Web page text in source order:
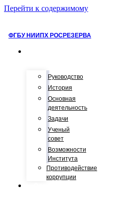
Перейти к содержимому
ФГБУ НИИПХ РОСРЕЗЕРВА
Руководство
История
Основная
деятельность
Задачи
Ученый
совет
Возможности
Института
Противодействие
коррупции